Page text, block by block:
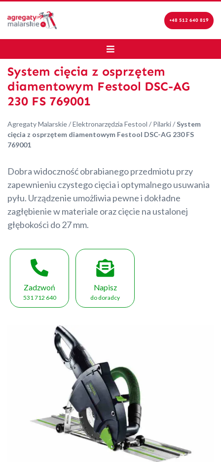
+48 512 640 819
System cięcia z osprzętem
diamentowym Festool DSC-AG
230 FS 769001
Agregaty Malarskie/Elektronarzędzia Festool / Pilarki/System
cięcia z osprzętem diamentowym Festool DSC-AG 230 FS
769001
Dobra widoczność obrabianego przedmiotu przy
zapewnieniu czystego cięcia i optymalnego usuwania
pyłu. Urządzenie umożliwia pewne i dokładne
zagłębienie w materiale oraz cięcie na ustalonej
głębokości do 27 mm.
Zadzwoń
531 712 640
Napisz
do doradcy